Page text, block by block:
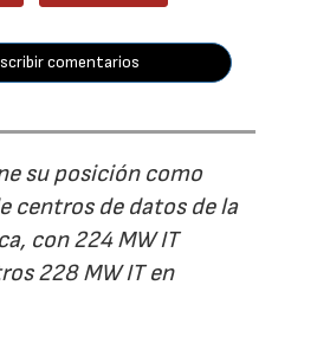
comentarios
su posición como
centros de datos de la
con 224 MW IT
228 MW IT en